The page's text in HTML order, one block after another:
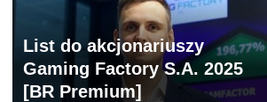
List do akcjonariuszy
Gaming Factory S.A. 2025
[BR Premium]